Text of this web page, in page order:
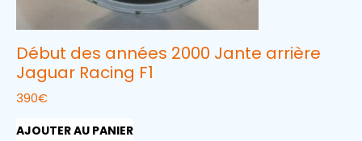
Début des années 2000 Jante arrière
Jaguar Racing F1
390€
AJOUTER AU PANIER